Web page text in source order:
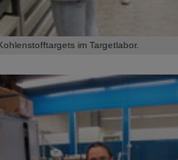
im Targetlabor.